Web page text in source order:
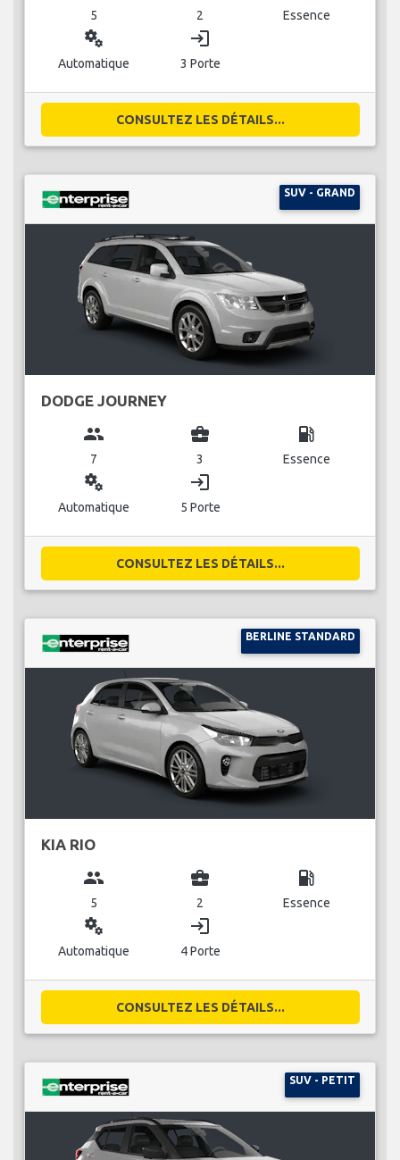
5 2 Essence
miscellaneous_services
Automatique
login
3 Porte
CONSULTEZ LES DÉTAILS...
SUV - GRAND
DODGE JOURNEY
group
7
business_center
3
local_gas_station
Essence
miscellaneous_services
Automatique
login
5 Porte
CONSULTEZ LES DÉTAILS...
BERLINE STANDARD
KIA RIO
group
5
business_center
2
local_gas_station
Essence
miscellaneous_services
Automatique
login
4 Porte
CONSULTEZ LES DÉTAILS...
SUV - PETIT